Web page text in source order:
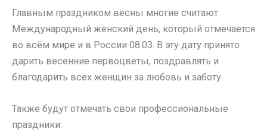
Главным праздником весны многие считают
Международный женский день, который отмечается
во всём мире и в России 08.03. В эту дату принято
дарить весенние первоцветы, поздравлять и
благодарить всех женщин за любовь и заботу.
Также будут отмечать свои профессиональные
праздники: